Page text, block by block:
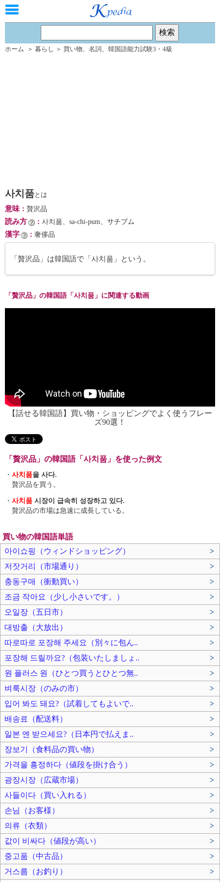
ホーム ＞ 暮らし ＞ 買い物、 名詞 、 韓国語能力試験3・4級
사치품とは
意味： 贅沢品
読み方 ： 사치품、sa-chi-pum、サチプム
漢字 ： 奢侈品
「贅沢品」は韓国語で「사치품」という。
「贅沢品」の韓国語「사치품」に関連する動画
【話せる韓国語】買い物・ショッピングでよく使うフレー
ズ90選！
「贅沢品」の韓国語「사치품」を使った例文
・ 사치품을 사다.
贅沢品を買う。
・ 사치품 시장이 급속히 성장하고 있다.
贅沢品の市場は急速に成長している。
買い物の韓国語単語
아이쇼핑（ウィンドショッピング）
>
저잣거리（市場通り）
>
충동구매（衝動買い）
>
조금 작아요（少し小さいです。）
>
오일장（五日市）
>
대방출（大放出）
>
따로따로 포장해 주세요（別々に包ん..
>
포장해 드릴까요?（包装いたしましょ..
>
원 플러스 원（ひとつ買うとひとつ無..
>
벼룩시장（のみの市）
>
입어 봐도 돼요?（試着してもよいで..
>
배송료（配送料）
>
일본 엔 받으세요?（日本円で払えま..
>
장보기（食料品の買い物）
>
가격을 흥정하다（値段を掛け合う）
>
광장시장（広蔵市場）
>
사들이다（買い入れる）
>
손님（お客様）
>
의류（衣類）
>
값이 비싸다（値段が高い）
>
중고품（中古品）
>
거스름（お釣り）
>